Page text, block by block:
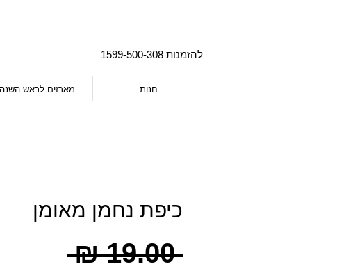
להזמנות 1599-500-308
מארזים לראש השנה חנות
כיפת נחמן מאומן
‏19.00 ‏₪
מחיר